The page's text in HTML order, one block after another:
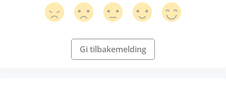
Gi tilbakemelding